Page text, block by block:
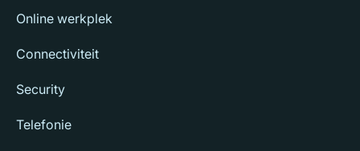
Online werkplek
Connectiviteit
Security
Telefonie